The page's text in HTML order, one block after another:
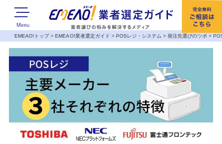
EMEAO!トップ>EMEAO!業者選定ガイド > POSレジ・システム >発注先選びのツボ >